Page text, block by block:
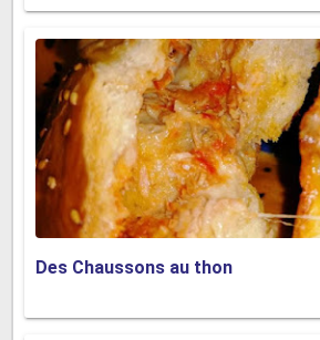
Des Chaussons au thon